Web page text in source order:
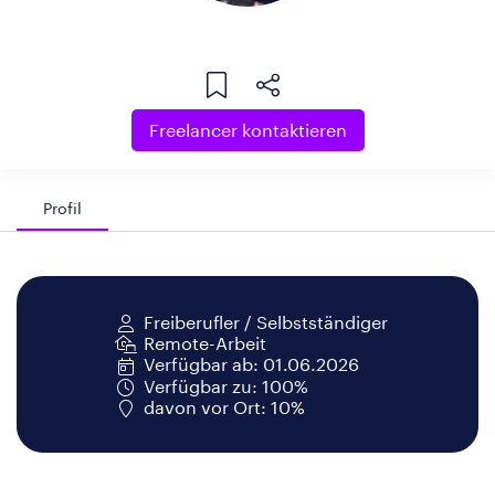
Freelancer kontaktieren
Profil
Freiberufler / Selbstständiger
Remote-Arbeit
Verfügbar ab: 01.06.2026
Verfügbar zu: 100%
davon vor Ort: 10%